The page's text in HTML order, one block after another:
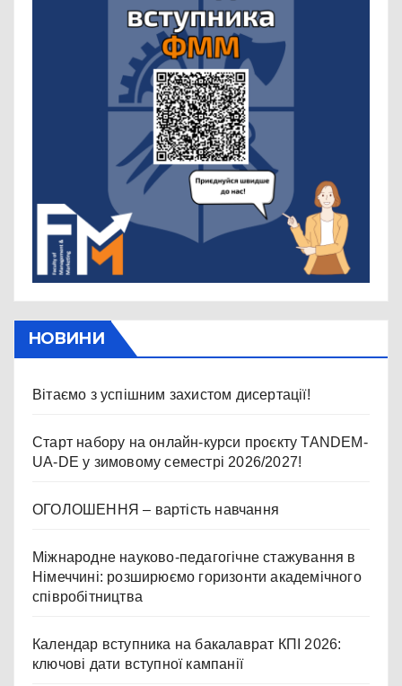
НОВИНИ
Вітаємо з успішним захистом дисертації!
Старт набору на онлайн-курси проєкту TANDEM-
UA-DE у зимовому семестрі 2026/2027!
ОГОЛОШЕННЯ – вартість навчання
Міжнародне науково-педагогічне стажування в
Німеччині: розширюємо горизонти академічного
співробітництва
Календар вступника на бакалаврат КПІ 2026:
ключові дати вступної кампанії